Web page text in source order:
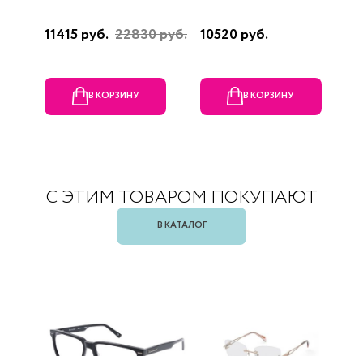
11415 руб. 22830 руб.
В КОРЗИНУ
10520 руб.
В КОРЗИНУ
С ЭТИМ ТОВАРОМ ПОКУПАЮТ
В КАТАЛОГ